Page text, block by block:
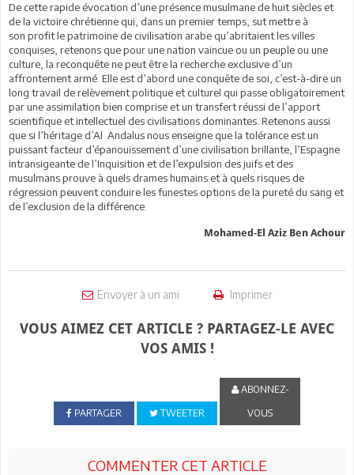
De cette rapide évocation d’une présence musulmane de huit siècles et
de la victoire chrétienne qui, dans un premier temps, sut mettre à
son profit le patrimoine de civilisation arabe qu’abritaient les villes
conquises, retenons que pour une nation vaincue ou un peuple ou une
culture, la reconquête ne peut être la recherche exclusive d’un
affrontement armé. Elle est d’abord une conquête de soi, c’est-à-dire un
long travail de relèvement politique et culturel qui passe obligatoirement
par une assimilation bien comprise et un transfert réussi de l’apport
scientifique et intellectuel des civilisations dominantes. Retenons aussi
que si l’héritage d’Al Andalus nous enseigne que la tolérance est un
puissant facteur d’épanouissement d’une civilisation brillante, l’Espagne
intransigeante de l’Inquisition et de l’expulsion des juifs et des
musulmans prouve à quels drames humains et à quels risques de
régression peuvent conduire les funestes options de la pureté du sang et
de l’exclusion de la différence.
Mohamed-El Aziz Ben Achour
Envoyer à un ami Imprimer
VOUS AIMEZ CET ARTICLE ? PARTAGEZ-LE AVEC
VOS AMIS !
PARTAGER TWEETER
ABONNEZ-
VOUS
COMMENTER CET ARTICLE